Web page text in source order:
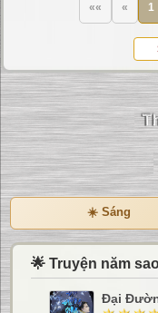
«« « 1
☀️ Sáng
🌟 Truyện năm
Đại